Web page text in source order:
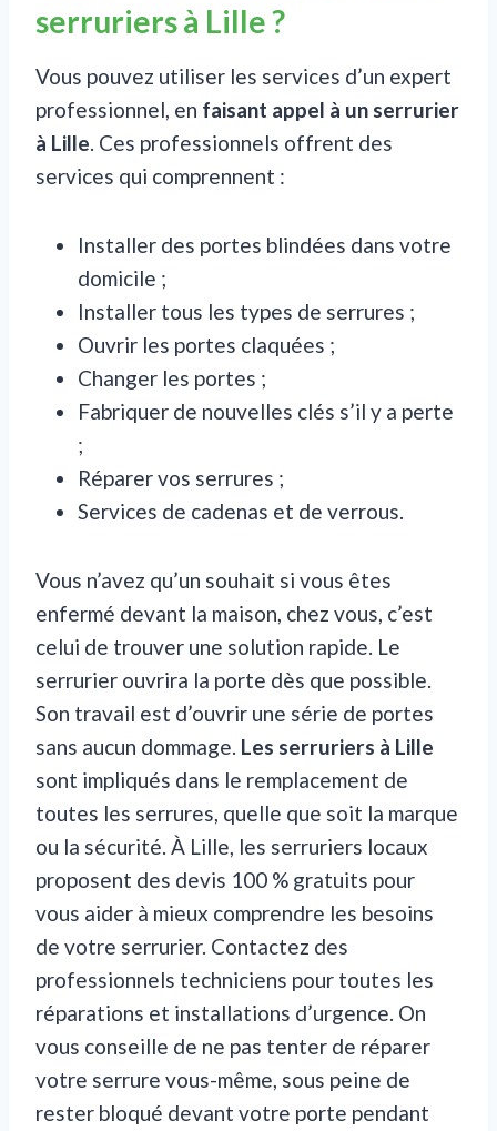
serruriers à Lille ?
Vous pouvez utiliser les services d’un expert
professionnel, en faisant appel à un serrurier
à Lille. Ces professionnels offrent des
services qui comprennent :
Installer des portes blindées dans votre
domicile ;
Installer tous les types de serrures ;
Ouvrir les portes claquées ;
Changer les portes ;
Fabriquer de nouvelles clés s’il y a perte
;
Réparer vos serrures ;
Services de cadenas et de verrous.
Vous n’avez qu’un souhait si vous êtes
enfermé devant la maison, chez vous, c’est
celui de trouver une solution rapide. Le
serrurier ouvrira la porte dès que possible.
Son travail est d’ouvrir une série de portes
sans aucun dommage. Les serruriers à Lille
sont impliqués dans le remplacement de
toutes les serrures, quelle que soit la marque
ou la sécurité. À Lille, les serruriers locaux
proposent des devis 100 % gratuits pour
vous aider à mieux comprendre les besoins
de votre serrurier. Contactez des
professionnels techniciens pour toutes les
réparations et installations d’urgence. On
vous conseille de ne pas tenter de réparer
votre serrure vous-même, sous peine de
rester bloqué devant votre porte pendant